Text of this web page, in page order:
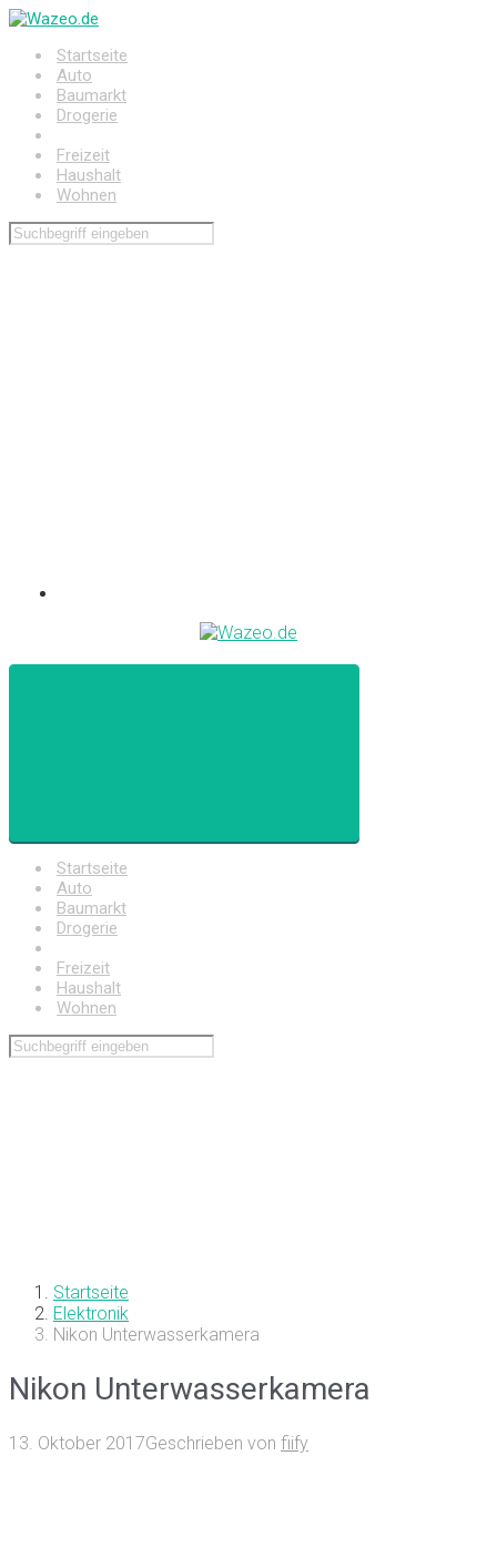
Zum
springenStartseite
Auto
Baumarkt
Drogerie
Freizeit
Haushalt
Wohnen
Startseite
Auto
Baumarkt
Drogerie
Freizeit
Haushalt
Wohnen
Startseite
Elektronik
Nikon Unterwasserkamera
Nikon Unterwasserkamera
13. Oktober 2017Geschrieben von fiify